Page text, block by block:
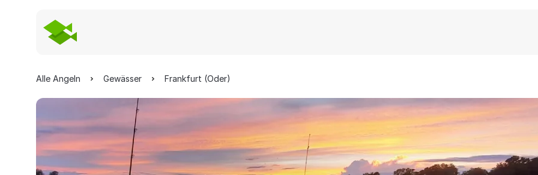
Alle Angeln Gewässer Frankfurt (Oder)